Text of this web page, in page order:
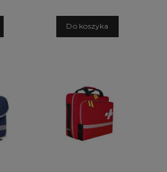
Do koszyka